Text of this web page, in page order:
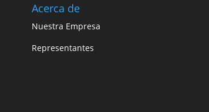
Acerca de
Nuestra Empresa
Representantes